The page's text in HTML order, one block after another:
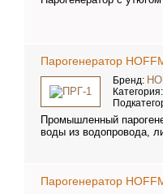
Парогенератор
Бренд:
Промышленный
воды из водопровода,
Парогенератор